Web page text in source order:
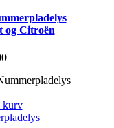
og Citroën